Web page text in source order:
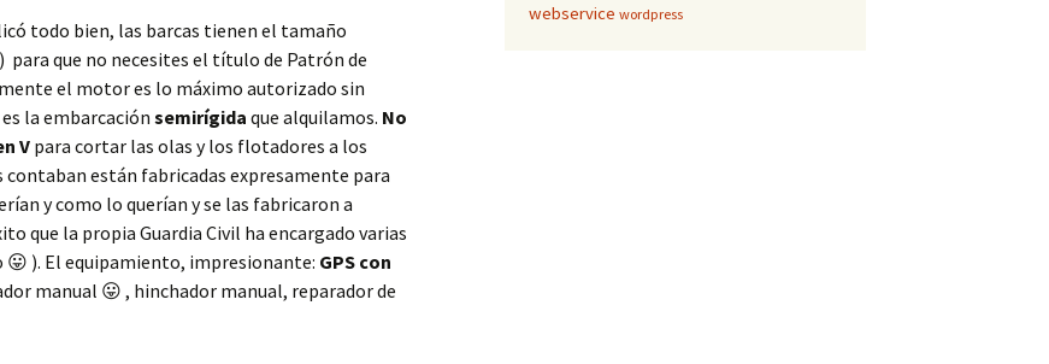
todo bien, las barcas tienen el tamaño
para que no necesites el título de Patrón de
el motor es lo máximo autorizado sin
la embarcación semirígida que alquilamos. No
V para cortar las olas y los flotadores a los
contaban están fabricadas expresamente para
y como lo querían y se las fabricaron a
que la propia Guardia Civil ha encargado varias
). El equipamiento, impresionante: GPS con
manual 😛 , hinchador manual, reparador de
webservice wordpress